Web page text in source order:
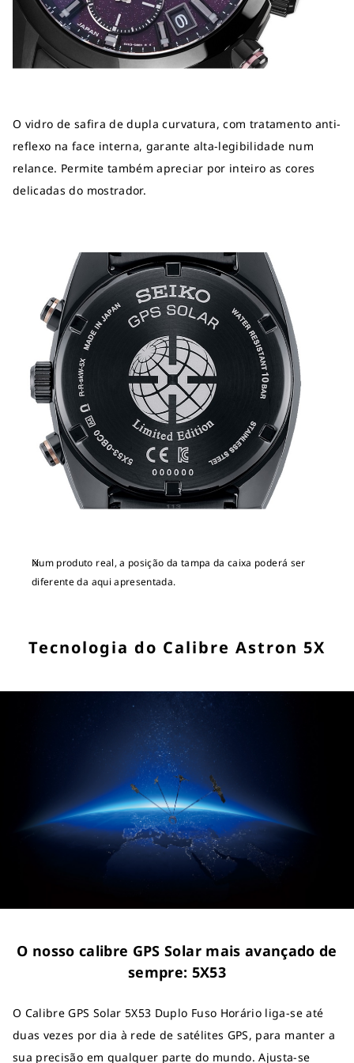
O vidro de safira de dupla curvatura, com tratamento anti-
reflexo na face interna, garante alta-legibilidade num
relance. Permite também apreciar por inteiro as cores
delicadas do mostrador.
Num produto real, a posição da tampa da caixa poderá ser
diferente da aqui apresentada.
Tecnologia do Calibre Astron 5X
O nosso calibre GPS Solar mais avançado de
sempre: 5X53
O Calibre GPS Solar 5X53 Duplo Fuso Horário liga-se até
duas vezes por dia à rede de satélites GPS, para manter a
sua precisão em qualquer parte do mundo. Ajusta-se